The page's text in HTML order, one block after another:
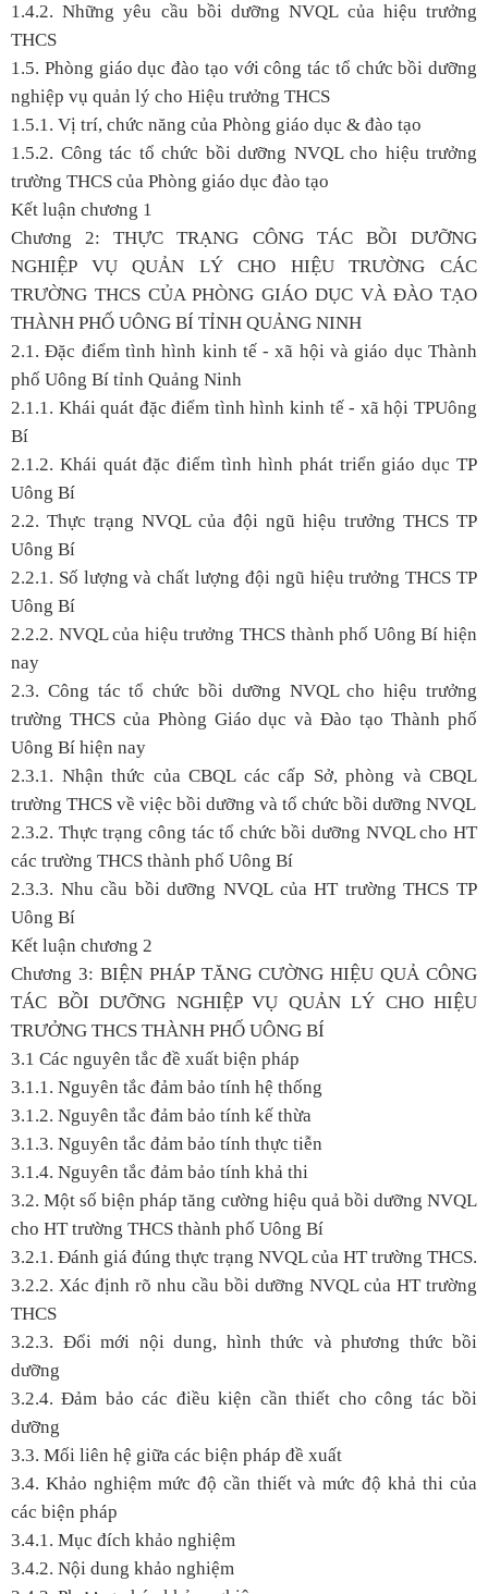
1.4.2. Những yêu cầu bồi dưỡng NVQL của hiệu trưởng
THCS
1.5. Phòng giáo dục đào tạo với công tác tổ chức bồi dưỡng
nghiệp vụ quản lý cho Hiệu trưởng THCS
1.5.1. Vị trí, chức năng của Phòng giáo dục & đào tạo
1.5.2. Công tác tổ chức bồi dưỡng NVQL cho hiệu trưởng
trường THCS của Phòng giáo dục đào tạo
Kết luận chương 1
Chương 2: THỰC TRẠNG CÔNG TÁC BỒI DƯỠNG
NGHIỆP VỤ QUẢN LÝ CHO HIỆU TRƯỜNG CÁC
TRƯỜNG THCS CỦA PHÒNG GIÁO DỤC VÀ ĐÀO TẠO
THÀNH PHỐ UÔNG BÍ TỈNH QUẢNG NINH
2.1. Đặc điểm tình hình kinh tế - xã hội và giáo dục Thành
phố Uông Bí tỉnh Quảng Ninh
2.1.1. Khái quát đặc điểm tình hình kinh tế - xã hội TPUông
Bí
2.1.2. Khái quát đặc điểm tình hình phát triển giáo dục TP
Uông Bí
2.2. Thực trạng NVQL của đội ngũ hiệu trưởng THCS TP
Uông Bí
2.2.1. Số lượng và chất lượng đội ngũ hiệu trưởng THCS TP
Uông Bí
2.2.2. NVQL của hiệu trưởng THCS thành phố Uông Bí hiện
nay
2.3. Công tác tổ chức bồi dưỡng NVQL cho hiệu trưởng
trường THCS của Phòng Giáo dục và Đào tạo Thành phố
Uông Bí hiện nay
2.3.1. Nhận thức của CBQL các cấp Sở, phòng và CBQL
trường THCS về việc bồi dưỡng và tổ chức bồi dưỡng NVQL
2.3.2. Thực trạng công tác tổ chức bồi dưỡng NVQL cho HT
các trường THCS thành phố Uông Bí
2.3.3. Nhu cầu bồi dưỡng NVQL của HT trường THCS TP
Uông Bí
Kết luận chương 2
Chương 3: BIỆN PHÁP TĂNG CƯỜNG HIỆU QUẢ CÔNG
TÁC BỒI DƯỠNG NGHIỆP VỤ QUẢN LÝ CHO HIỆU
TRƯỞNG THCS THÀNH PHỐ UÔNG BÍ
3.1 Các nguyên tắc đề xuất biện pháp
3.1.1. Nguyên tắc đảm bảo tính hệ thống
3.1.2. Nguyên tắc đảm bảo tính kế thừa
3.1.3. Nguyên tắc đảm bảo tính thực tiễn
3.1.4. Nguyên tắc đảm bảo tính khả thi
3.2. Một số biện pháp tăng cường hiệu quả bồi dưỡng NVQL
cho HT trường THCS thành phố Uông Bí
3.2.1. Đánh giá đúng thực trạng NVQL của HT trường THCS.
3.2.2. Xác định rõ nhu cầu bồi dưỡng NVQL của HT trường
THCS
3.2.3. Đổi mới nội dung, hình thức và phương thức bồi
dưỡng
3.2.4. Đảm bảo các điều kiện cần thiết cho công tác bồi
dưỡng
3.3. Mối liên hệ giữa các biện pháp đề xuất
3.4. Khảo nghiệm mức độ cần thiết và mức độ khả thi của
các biện pháp
3.4.1. Mục đích khảo nghiệm
3.4.2. Nội dung khảo nghiệm